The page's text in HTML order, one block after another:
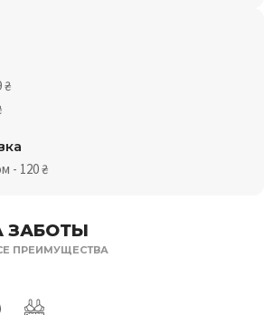
ЗАБОТЫ
ПРЕИМУЩЕСТВА
₴
- 120₴